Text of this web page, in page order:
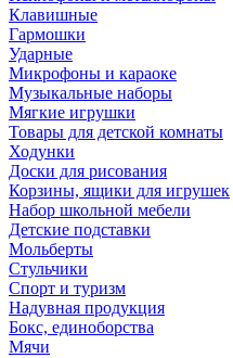
Клавишные
Гармошки
Ударные
Микрофоны и караоке
Музыкальные наборы
Мягкие игрушки
Товары для детской комнаты
Ходунки
Доски для рисования
Корзины, ящики для игрушек
Набор школьной мебели
Детские подставки
Мольберты
Стульчики
Спорт и туризм
Надувная продукция
Бокс, единоборства
Мячи